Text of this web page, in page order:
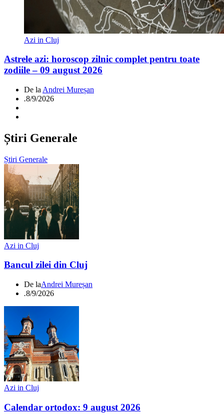
Azi in Cluj
Astrele azi: horoscop zilnic complet pentru toate
zodiile – 09 august 2026
De la Andrei Mureșan
.8/9/2026
Știri Generale
Știri Generale
Azi in Cluj
Bancul zilei din Cluj
De laAndrei Mureșan
.8/9/2026
Azi in Cluj
Calendar ortodox: 9 august 2026